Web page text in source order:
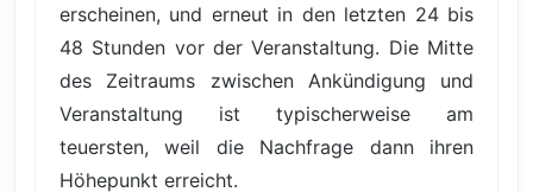
erscheinen, und erneut in den letzten 24 bis
48 Stunden vor der Veranstaltung. Die Mitte
des Zeitraums zwischen Ankündigung und
Veranstaltung ist typischerweise am
teuersten, weil die Nachfrage dann ihren
Höhepunkt erreicht.